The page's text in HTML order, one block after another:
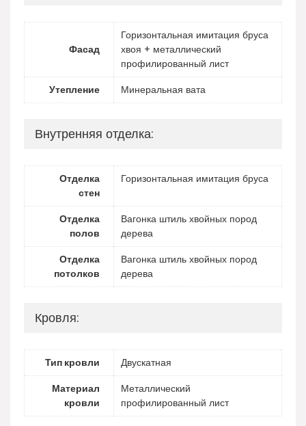
Фасад
Горизонтальная имитация бруса
хвоя + металлический
профилированный лист
Утепление
Минеральная вата
Внутренняя отделка:
Отделка
стен
Горизонтальная имитация бруса
Отделка
полов
Вагонка штиль хвойных пород
дерева
Отделка
потолков
Вагонка штиль хвойных пород
дерева
Кровля:
Тип кровли
Двускатная
Материал
кровли
Металлический
профилированный лист